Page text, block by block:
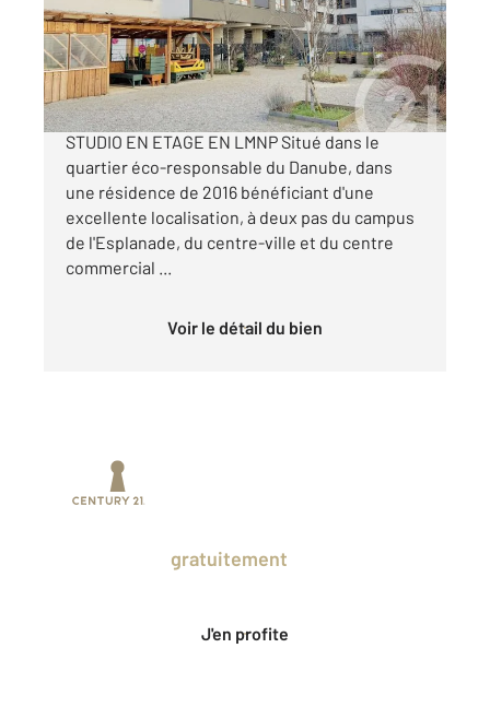
Appartement Studio à vendre
77 200 €
STRASBOURG NEUDORF - ZAC DANUBE -
STUDIO EN ETAGE EN LMNP Situé dans le
quartier éco-responsable du Danube, dans
une résidence de 2016 bénéficiant d'une
excellente localisation, à deux pas du campus
de l'Esplanade, du centre-ville et du centre
commercial ...
Voir le détail du bien
gratuitement
J'en profite